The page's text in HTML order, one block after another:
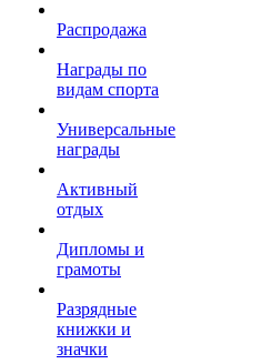
Распродажа
Награды по
видам спорта
Универсальные
награды
Активный
отдых
Дипломы и
грамоты
Разрядные
книжки и
значки